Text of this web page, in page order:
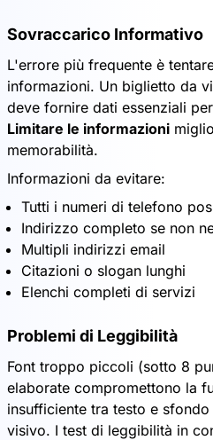
Sovraccarico Informativo
L'errore più frequente è
informazioni. Un biglietto da
deve fornire dati essenziali
Limitare le informazioni
memorabilità.
Informazioni da evitare:
Tutti i numeri di telefono
Indirizzo completo se non
Multipli indirizzi email
Citazioni o slogan lunghi
Elenchi completi di servizi
Problemi di Leggibilità
Font troppo piccoli (sotto 8
elaborate compromettono la
insufficiente tra testo e
visivo. I test di leggibilità in